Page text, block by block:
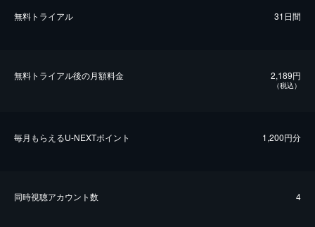
無料トライアル 31日間
無料トライアル後の⽉額料金 2,189円
（税込）
毎⽉もらえるU-NEXTポイント 1,200円分
同時視聴アカウント数 4